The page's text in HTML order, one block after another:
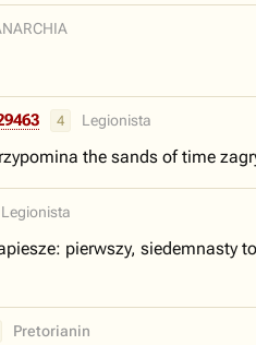
4 Legionista
the sands of time
Legionista
pierwszy, siedemnasty
Pretorianin